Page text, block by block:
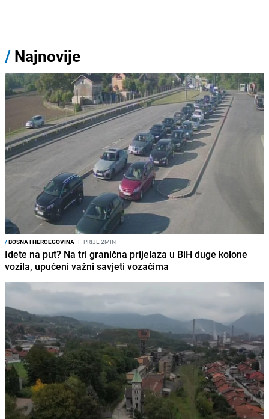
/ Najnovije
/BOSNA I HERCEGOVINA I PRIJE 2MIN
Idete na put? Na tri granična prijelaza u BiH duge kolone
vozila, upućeni važni savjeti vozačima